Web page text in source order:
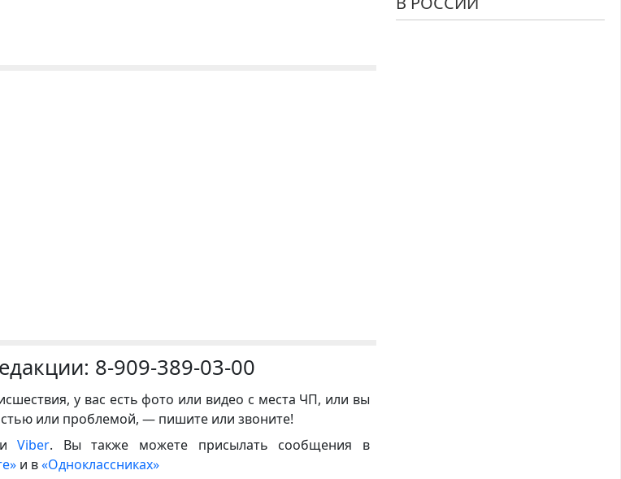
8-909-389-03-00
у вас есть фото или видео с места ЧП, или вы
или проблемой, — пишите или звоните!
иViber. Вы также можете присылать сообщения в
и в«Одноклассниках»